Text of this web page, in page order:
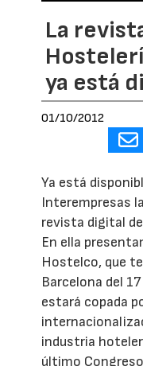
La
ya está
01/10/2012
Ya está
Interempresas
revista digital de
En ella
Hostelco, que
Barcelona del
estará copada
industria
último